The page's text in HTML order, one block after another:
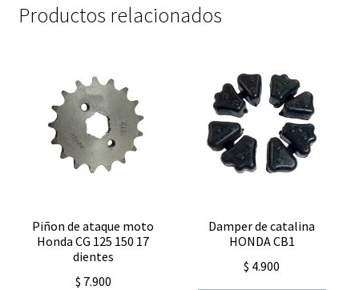
Productos relacionados
Piñon de ataque moto
Honda CG 125 150 17
dientes
$ 7.900
Damper de catalina
HONDA CB1
$ 4.900